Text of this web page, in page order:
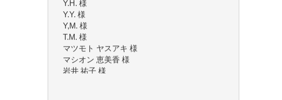
Y,M. 様
T.M. 様
マツモト ヤスアキ 様
マシオン 恵美香 様
岩井 祐子 様
吉村 隆子 様
新城 靖 様